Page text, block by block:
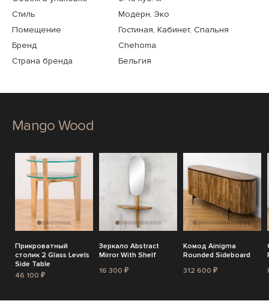
Стиль
Модерн, Эко
Помещение
Гостиная, Кабинет, Спальня
Бренд
Chehoma
Страна бренда
Бельгия
Mango Wood
Прикроватный
столик 2 Glass Levels
Side Table
46 100 ₽
Зеркало Abstract
Mirror With Shelf
16 300 ₽
Комод Ainigma
Rounded Sideboard
312 600 ₽